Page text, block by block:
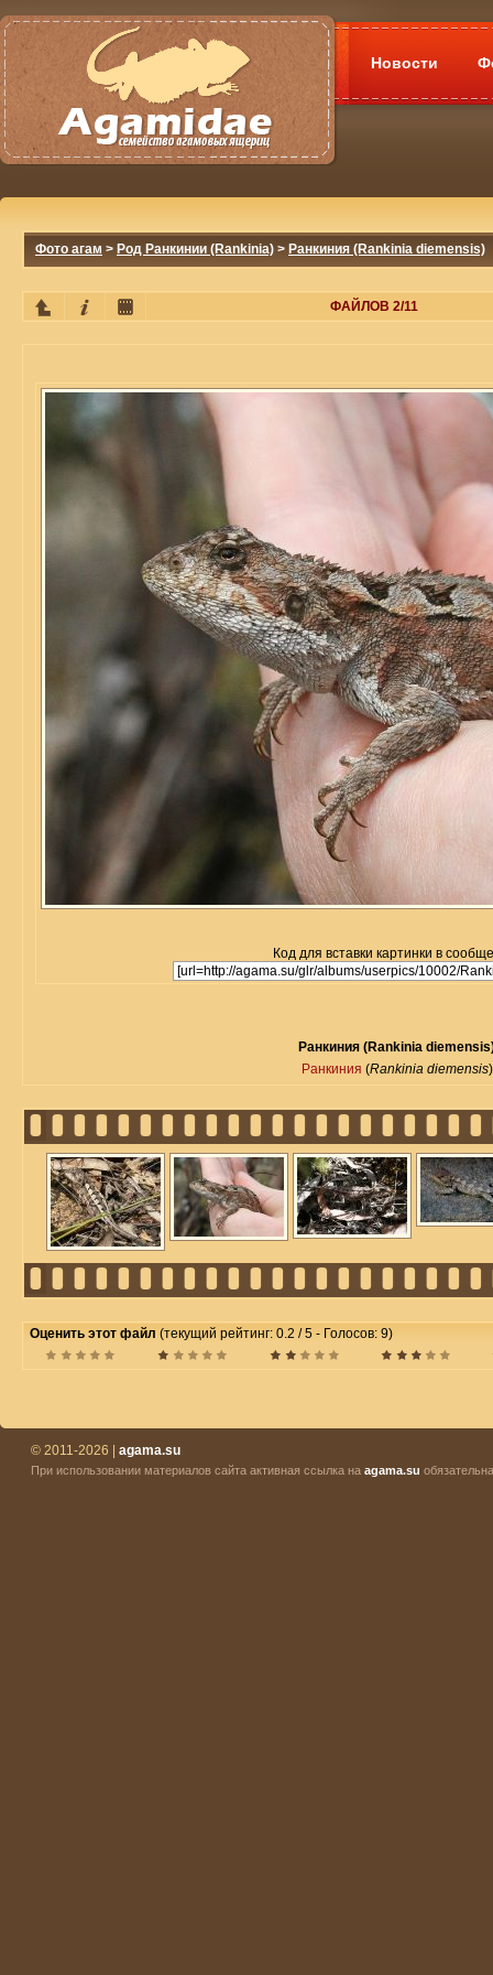
Новости
Фото агам > Род Ранкинии (Rankinia) > Ранкиния (Rankinia diemensis)
ФАЙЛОВ 2/11
Код для вставки картинки в
Ранкиния (Rankinia
Ранкиния (Rankinia diemensis)
Оценить этот файл (текущий рейтинг: 0.2 / 5 - Голосов: 9)
© 2011-2026 | agama.su
При использовании материалов сайта активная ссылка на agama.su